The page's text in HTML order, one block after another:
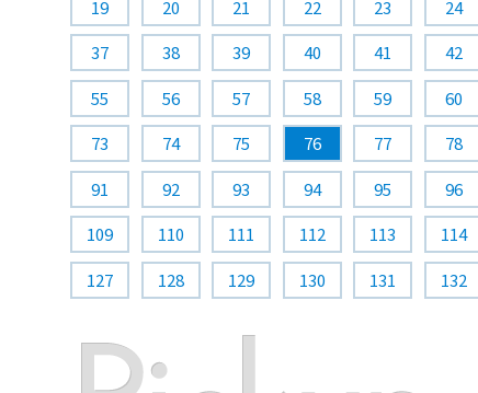
19
20 21 22 23 24
37
38 39 40 41 42
55
56 57 58 59 60
73
74 75 76 77 78
91
92 93 94 95 96
109
110 111 112 113 114
127
128 129 130 131 132